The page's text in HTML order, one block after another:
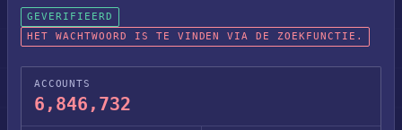
GEVERIFIEERD
HET WACHTWOORD IS TE VINDEN VIA DE ZOEKFUNCTIE.
ACCOUNTS
6,846,732